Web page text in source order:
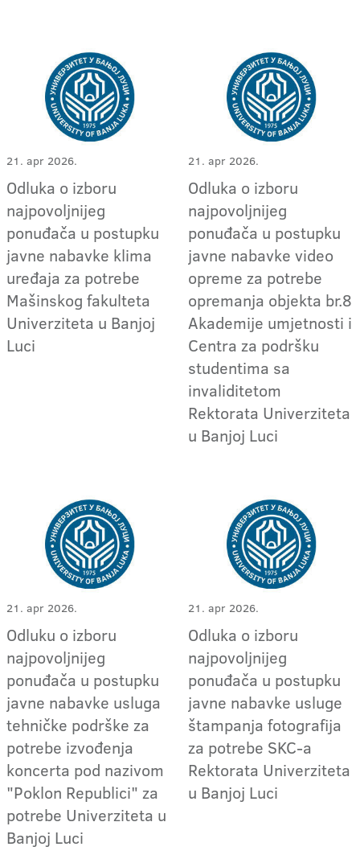
21. apr 2026.
Odluka o izboru
najpovoljnijeg
ponuđača u postupku
javne nabavke klima
uređaja za potrebe
Mašinskog fakulteta
Univerziteta u Banjoj
Luci
21. apr 2026.
Odluka o izboru
najpovoljnijeg
ponuđača u postupku
javne nabavke video
opreme za potrebe
opremanja objekta br.8
Akademije umjetnosti i
Centra za podršku
studentima sa
invaliditetom
Rektorata Univerziteta
u Banjoj Luci
21. apr 2026.
Odluku o izboru
najpovoljnijeg
ponuđača u postupku
javne nabavke usluga
tehničke podrške za
potrebe izvođenja
koncerta pod nazivom
"Poklon Republici" za
potrebe Univerziteta u
Banjoj Luci
21. apr 2026.
Odluka o izboru
najpovoljnijeg
ponuđača u postupku
javne nabavke usluge
štampanja fotografija
za potrebe SKC-a
Rektorata Univerziteta
u Banjoj Luci